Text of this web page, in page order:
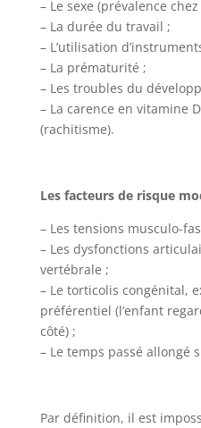
– Le sexe (prévalence
– La durée du travail ;
– L’utilisation
– La prématurité ;
– Les troubles du
– La carence en vitamine
(rachitisme).
Les facteurs de risque
– Les tensions musculo-
– Les dysfonctions
vertébrale ;
– Le torticolis congénital,
préférentiel (l’enfant
côté) ;
– Le temps passé allongé
Par définition, il est